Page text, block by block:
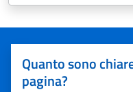
Quanto sono
pagina?